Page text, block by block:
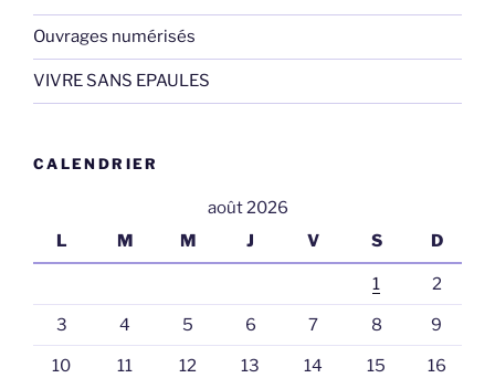
Ouvrages numérisés
VIVRE SANS EPAULES
CALENDRIER
août 2026
L
M M J V S D
1 2
3 4 5 6 7 8 9
10 11 12 13 14 15 16